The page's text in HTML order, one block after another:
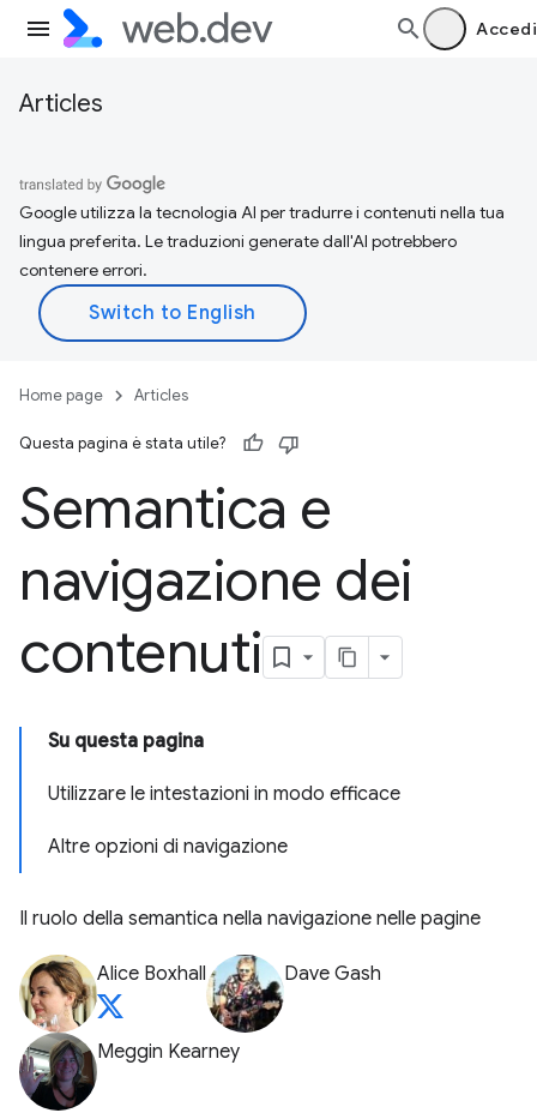
Accedi
Articles
Google utilizza la tecnologia AI per tradurre i contenuti nella tua
lingua preferita. Le traduzioni generate dall'AI potrebbero
contenere errori.
Home page Articles
Questa pagina è stata utile?
Semantica e
navigazione dei
contenuti
Su questa pagina
Utilizzare le intestazioni in modo efficace
Altre opzioni di navigazione
Il ruolo della semantica nella navigazione nelle pagine
Alice Boxhall Dave Gash
Meggin Kearney